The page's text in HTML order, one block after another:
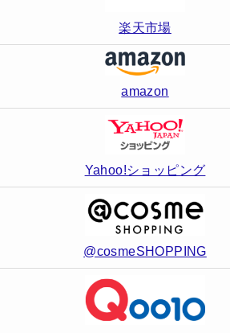
楽天市場
amazon
Yahoo!ショッピング
@cosmeSHOPPING